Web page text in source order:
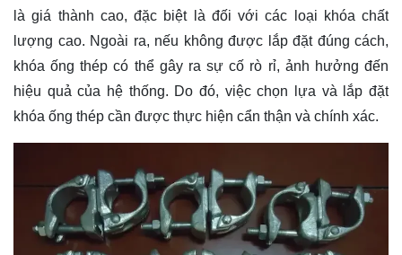
là giá thành cao, đặc biệt là đối với các loại khóa chất
lượng cao. Ngoài ra, nếu không được lắp đặt đúng cách,
khóa ống thép có thể gây ra sự cố rò rỉ, ảnh hưởng đến
hiệu quả của hệ thống. Do đó, việc chọn lựa và lắp đặt
khóa ống thép cần được thực hiện cẩn thận và chính xác.